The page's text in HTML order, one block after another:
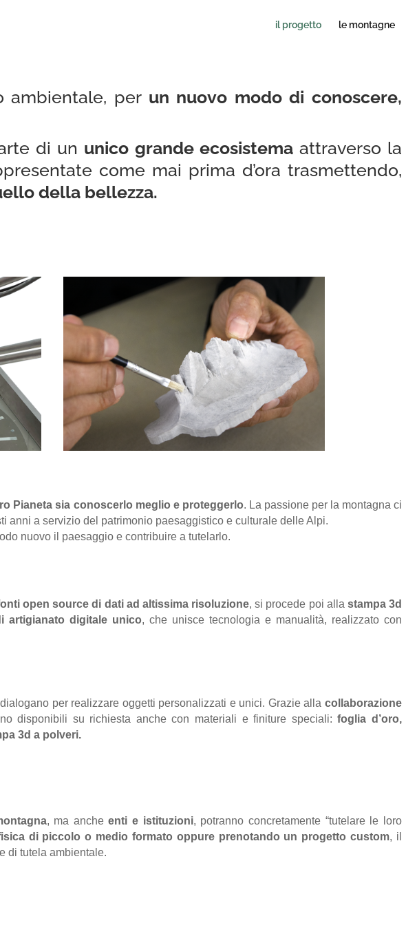
il progetto le montagne
ambientale, per un nuovo modo di conoscere,
di un unico grande ecosistema attraverso la
come mai prima d’ora trasmettendo,
della bellezza.
Pianeta sia conoscerlo meglio e proteggerlo. La passione per la montagna ci
anni a servizio del patrimonio paesaggistico e culturale delle Alpi.
nuovo il paesaggio e contribuire a tutelarlo.
open source di dati ad altissima risoluzione, si procede poi alla stampa 3d
artigianato digitale unico, che unisce tecnologia e manualità, realizzato con
per realizzare oggetti personalizzati e unici. Grazie alla collaborazione
disponibili su richiesta anche con materiali e finiture speciali:foglia d’oro,
3d a polveri.
, ma ancheenti e istituzioni, potranno concretamente “tutelare le loro
di piccolo o medio formato oppure prenotando un progetto custom, il
di tutela ambientale.